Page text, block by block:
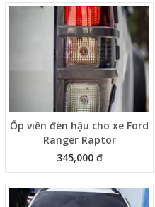
Ốp viền đèn hậu cho xe Ford
Ranger Raptor
345,000 đ